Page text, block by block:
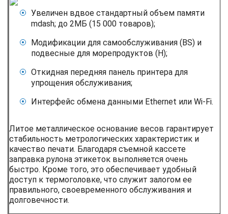
Увеличен вдвое стандартный объем памяти
mdash; до 2МБ (15 000 товаров);
Модификации для самообслуживания (BS) и
подвесные для морепродуктов (H);
Откидная передняя панель принтера для
упрощения обслуживания;
Интерфейс обмена данными Ethernet или Wi-Fi.
Литое металлическое основание весов гарантирует
стабильность метрологических характеристик и
качество печати. Благодаря съемной кассете
заправка рулона этикеток выполняется очень
быстро. Кроме того, это обеспечивает удобный
доступ к термоголовке, что служит залогом ее
правильного, своевременного обслуживания и
долговечности.